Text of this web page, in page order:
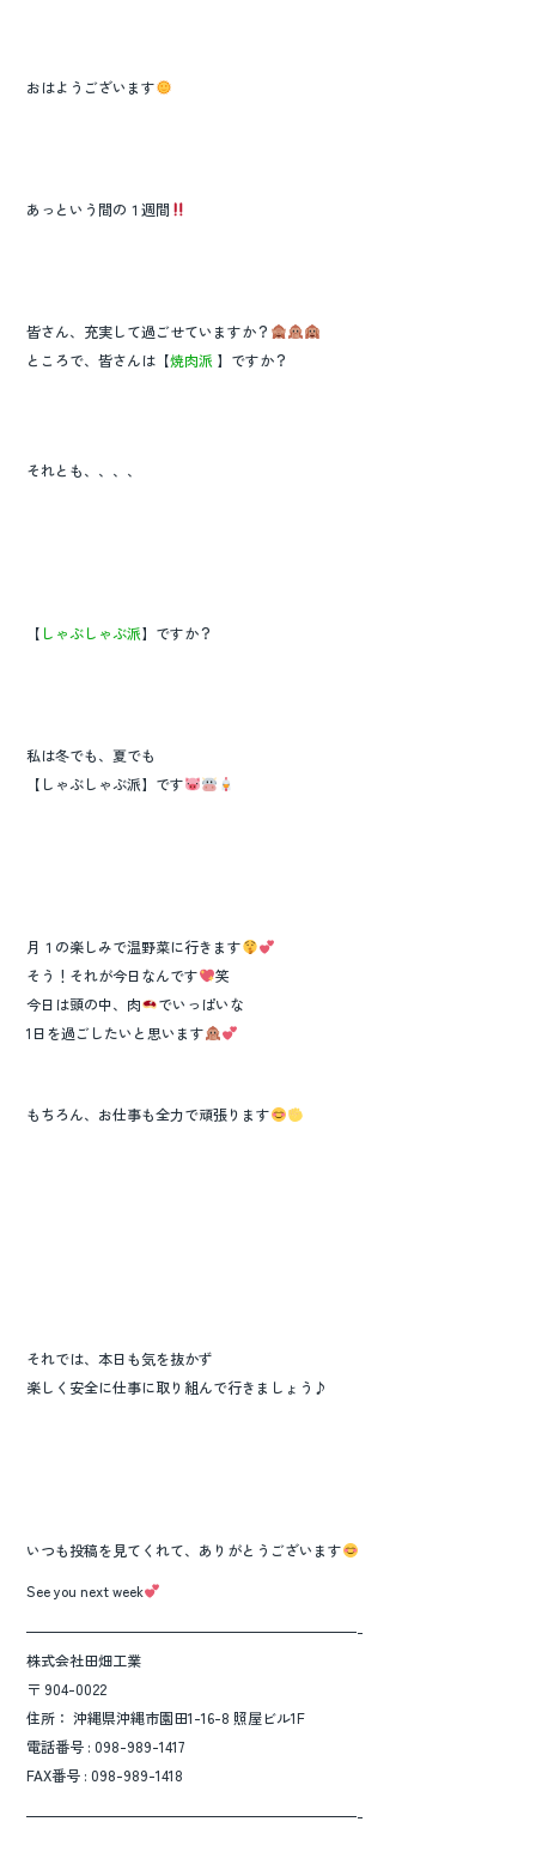
おはようございます
あっという間の１週間
皆さん、充実して過ごせていますか？
ところで、皆さんは【焼肉派 】ですか？
それとも、、、、
【 しゃぶしゃぶ派】ですか？
私は冬でも、夏でも
【しゃぶしゃぶ派】です
月１の楽しみで温野菜に行きます
そう！それが今日なんです
笑
今日は頭の中、肉
でいっぱいな
1日を過ごしたいと思います
もちろん、お仕事も全力で頑張ります
それでは、本日も気を抜かず
楽しく安全に仕事に取り組んで行きましょう♪
いつも投稿を見てくれて、ありがとうございます
See you next week
———————————————————————-
株式会社田畑工業
〒 904-0022
住所： 沖縄県沖縄市園田1-16-8 照屋ビル1F
電話番号 : 098-989-1417
FAX番号 : 098-989-1418
———————————————————————-